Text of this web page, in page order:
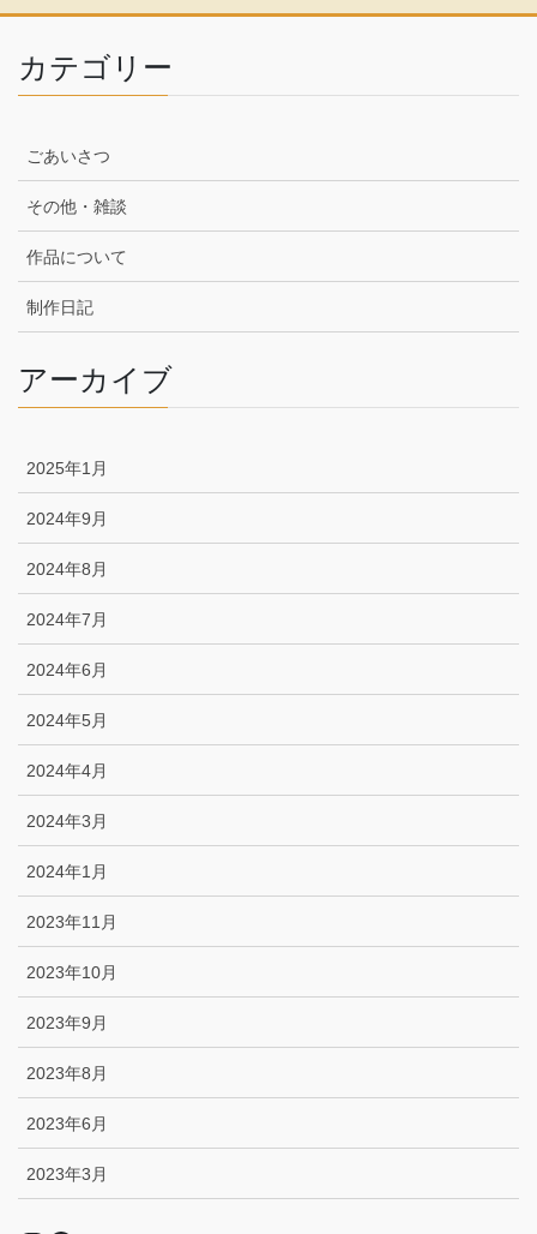
カテゴリー
ごあいさつ
その他・雑談
作品について
制作日記
アーカイブ
2025年1月
2024年9月
2024年8月
2024年7月
2024年6月
2024年5月
2024年4月
2024年3月
2024年1月
2023年11月
2023年10月
2023年9月
2023年8月
2023年6月
2023年3月